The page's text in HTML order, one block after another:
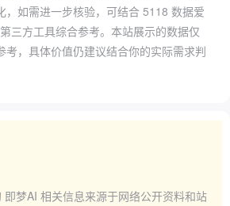
，如需进一步核验，可结合 5118 数据爱
三方工具综合参考。本站展示的数据仅
考，具体价值仍建议结合你的实际需求判
即梦AI 相关信息来源于网络公开资料和站